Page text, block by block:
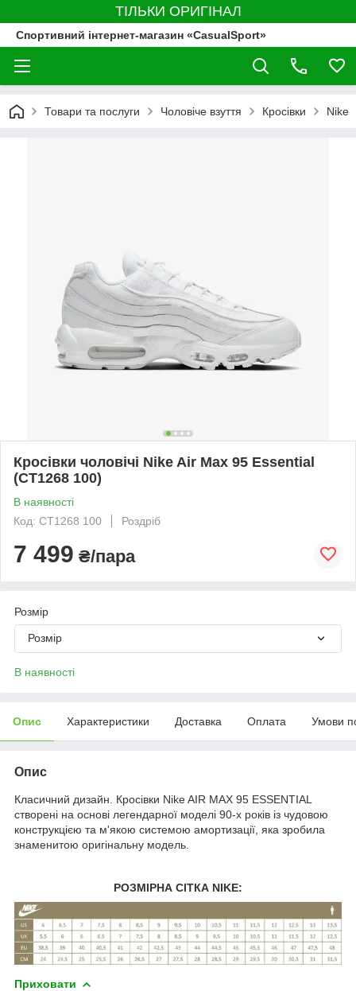
ТІЛЬКИ ОРИГІНАЛ
Спортивний інтернет-магазин «CasualSport»
Товари та послуги Чоловіче взуття Кросівки Nike
Кросівки чоловічі Nike Air Max 95 Essential
(CT1268 100)
В наявності
Код: CT1268 100
Роздріб
7 499 ₴/пара
Розмір
Розмір
В наявності
Опис Характеристики Доставка Оплата Умови
Опис
Класичний дизайн. Кросівки Nike AIR MAX 95 ESSENTIAL
створені на основі легендарної моделі 90-х років із чудовою
конструкцією та м'якою системою амортизації, яка зробила
знаменитою оригінальну модель.
РОЗМІРНА СІТКА NIKE:
Приховати